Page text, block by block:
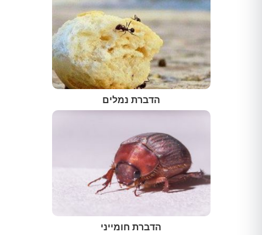
הדברת נמלים
הדברת חומייני